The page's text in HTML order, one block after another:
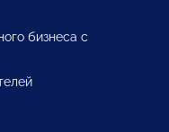
бизнеса с